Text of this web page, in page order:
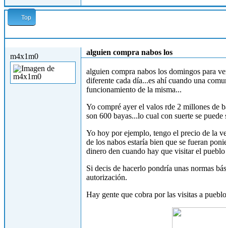
Top
m4x1m0 alguien compra nabos los
alguien compra nabos los domingos para
diferente cada día...es ahí cuando una
funcionamiento de la misma...
Yo compré ayer el valos rde 2 millones de
son 600 bayas...lo cual con suerte se
Yo hoy por ejemplo, tengo el precio de la
de los nabos estaría bien que se fueran
dinero den cuando hay que visitar el
Si decis de hacerlo pondría unas normas
autorización.
Hay gente que cobra por las visitas a